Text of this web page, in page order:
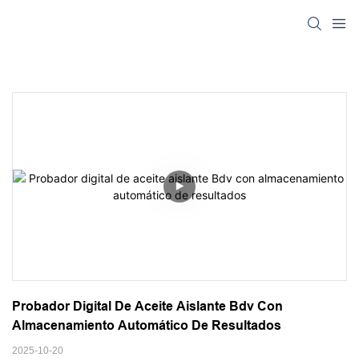
Probador Digital De Aceite Aislante Bdv Con
Almacenamiento Automático De Resultados
2025-10-20